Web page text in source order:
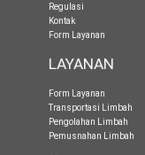
Regulasi
Kontak
Form Layanan
LAYANAN
Form Layanan
Transportasi Limbah
Pengolahan Limbah
Pemusnahan Limbah